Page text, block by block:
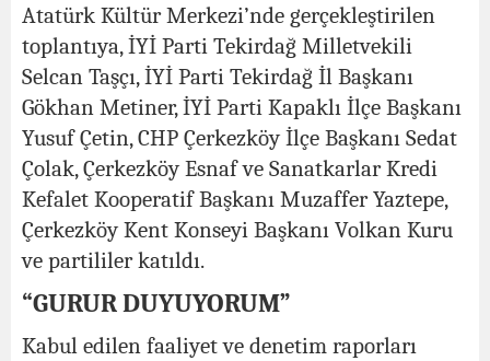
Atatürk Kültür Merkezi’nde gerçekleştirilen
toplantıya, İYİ Parti Tekirdağ Milletvekili
Selcan Taşçı, İYİ Parti Tekirdağ İl Başkanı
Gökhan Metiner, İYİ Parti Kapaklı İlçe Başkanı
Yusuf Çetin, CHP Çerkezköy İlçe Başkanı Sedat
Çolak, Çerkezköy Esnaf ve Sanatkarlar Kredi
Kefalet Kooperatif Başkanı Muzaffer Yaztepe,
Çerkezköy Kent Konseyi Başkanı Volkan Kuru
ve partililer katıldı.
“GURUR DUYUYORUM”
Kabul edilen faaliyet ve denetim raporları